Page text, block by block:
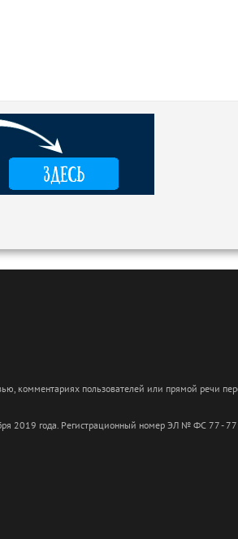
комментариях пользователей или прямой речи
2019 года. Регистрационный номер ЭЛ № ФС 77 -